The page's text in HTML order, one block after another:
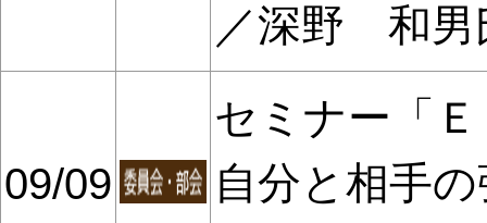
／深野 和男
09/09
セミナー「
自分と相手